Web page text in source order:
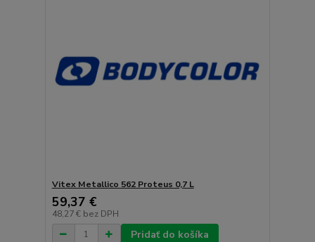
Vitex Metallico 562 Proteus 0,7 L
59,37 €
48,27 € bez DPH
Pridať do košíka